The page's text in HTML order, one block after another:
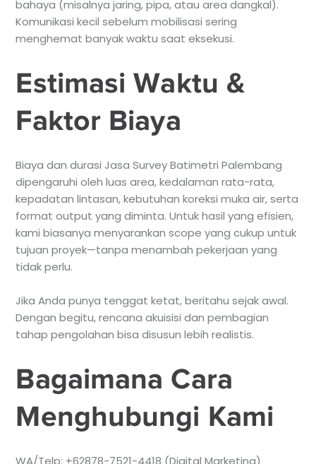
bahaya (misalnya jaring, pipa, atau area dangkal).
Komunikasi kecil sebelum mobilisasi sering
menghemat banyak waktu saat eksekusi.
Estimasi Waktu &
Faktor Biaya
Biaya dan durasi Jasa Survey Batimetri Palembang
dipengaruhi oleh luas area, kedalaman rata-rata,
kepadatan lintasan, kebutuhan koreksi muka air, serta
format output yang diminta. Untuk hasil yang efisien,
kami biasanya menyarankan scope yang cukup untuk
tujuan proyek—tanpa menambah pekerjaan yang
tidak perlu.
Jika Anda punya tenggat ketat, beritahu sejak awal.
Dengan begitu, rencana akuisisi dan pembagian
tahap pengolahan bisa disusun lebih realistis.
Bagaimana Cara
Menghubungi Kami
WA/Telp: +62878-7521-4418 (Digital Marketing)